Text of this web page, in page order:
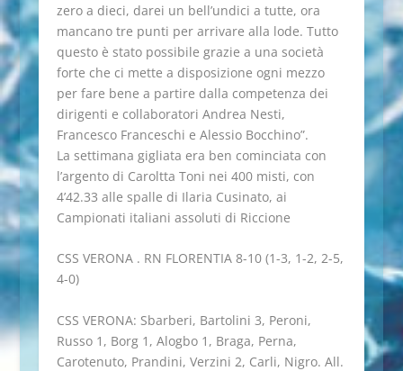
zero a dieci, darei un bell’undici a tutte, ora
mancano tre punti per arrivare alla lode. Tutto
questo è stato possibile grazie a una società
forte che ci mette a disposizione ogni mezzo
per fare bene a partire dalla competenza dei
dirigenti e collaboratori Andrea Nesti,
Francesco Franceschi e Alessio Bocchino”.
La settimana gigliata era ben cominciata con
l’argento di Caroltta Toni nei 400 misti, con
4’42.33 alle spalle di Ilaria Cusinato, ai
Campionati italiani assoluti di Riccione
CSS VERONA . RN FLORENTIA 8-10 (1-3, 1-2, 2-5,
4-0)
CSS VERONA: Sbarberi, Bartolini 3, Peroni,
Russo 1, Borg 1, Alogbo 1, Braga, Perna,
Carotenuto, Prandini, Verzini 2, Carli, Nigro. All.